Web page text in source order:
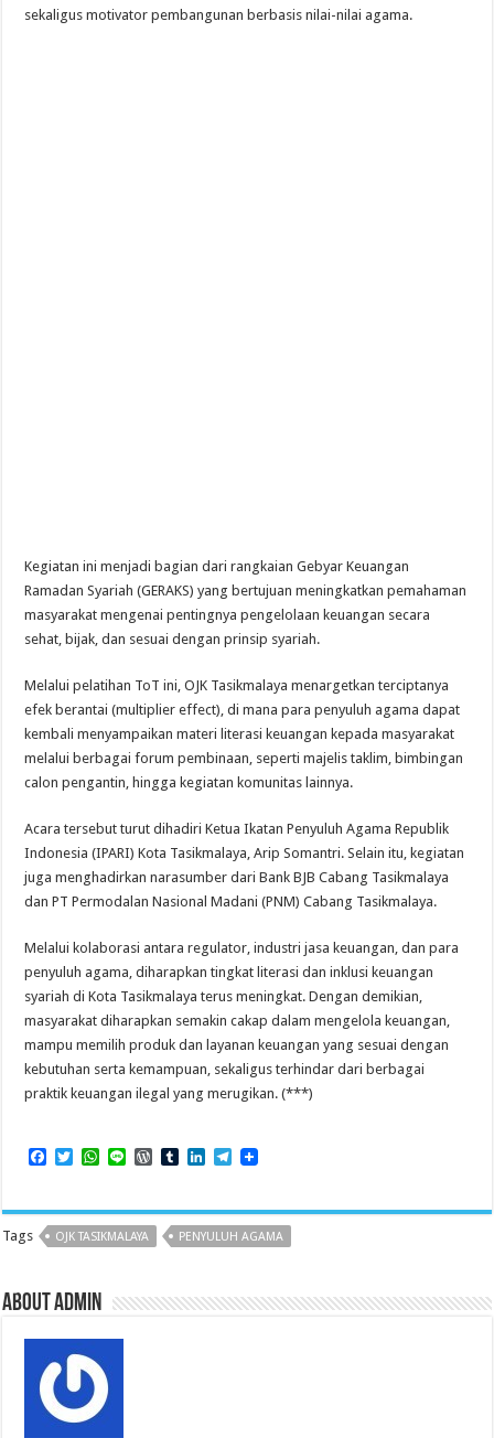
sekaligus motivator pembangunan berbasis nilai-nilai agama.
Kegiatan ini menjadi bagian dari rangkaian Gebyar Keuangan
Ramadan Syariah (GERAKS) yang bertujuan meningkatkan pemahaman
masyarakat mengenai pentingnya pengelolaan keuangan secara
sehat, bijak, dan sesuai dengan prinsip syariah.
Melalui pelatihan ToT ini, OJK Tasikmalaya menargetkan terciptanya
efek berantai (multiplier effect), di mana para penyuluh agama dapat
kembali menyampaikan materi literasi keuangan kepada masyarakat
melalui berbagai forum pembinaan, seperti majelis taklim, bimbingan
calon pengantin, hingga kegiatan komunitas lainnya.
Acara tersebut turut dihadiri Ketua Ikatan Penyuluh Agama Republik
Indonesia (IPARI) Kota Tasikmalaya, Arip Somantri. Selain itu, kegiatan
juga menghadirkan narasumber dari Bank BJB Cabang Tasikmalaya
dan PT Permodalan Nasional Madani (PNM) Cabang Tasikmalaya.
Melalui kolaborasi antara regulator, industri jasa keuangan, dan para
penyuluh agama, diharapkan tingkat literasi dan inklusi keuangan
syariah di Kota Tasikmalaya terus meningkat. Dengan demikian,
masyarakat diharapkan semakin cakap dalam mengelola keuangan,
mampu memilih produk dan layanan keuangan yang sesuai dengan
kebutuhan serta kemampuan, sekaligus terhindar dari berbagai
praktik keuangan ilegal yang merugikan. (***)
F
e
b
o
T
t
t
e
W
t
s
A
L
e
W
d
P
r
s
T
b
l
r
L
k
e
d
T
e
g
r
Tags OJK TASIKMALAYA PENYULUH AGAMA
About admin